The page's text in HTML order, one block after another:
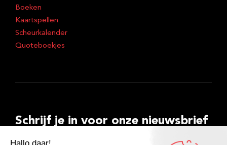
Boeken
Kaartspellen
Scheurkalender
Quoteboekjes
Schrijf je in voor onze nieuwsbrief